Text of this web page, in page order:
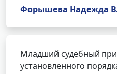
Форышева Надежда
Младший судебный
установленного